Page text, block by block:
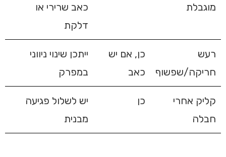
מוגבלת
כאב שרירי או
דלקת
רעש
חריקה/שפשוף
כן, אם יש
כאב
ייתכן שינוי ניווני
במפרק
קליק אחרי
חבלה
כן
יש לשלול פגיעה
מבנית